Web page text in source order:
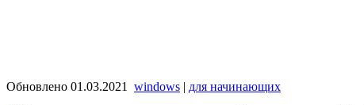
Обновлено 01.03.2021 windows | для начинающих